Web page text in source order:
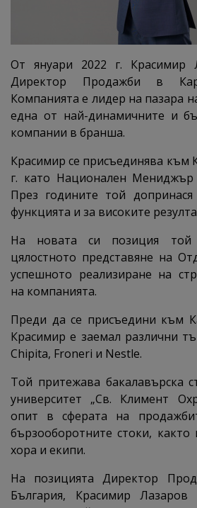
От януари 2022 г. Красимир
Директор Продажби в
Компанията е лидер на пазара
една от най-динамичните и
компании в бранша.
Красимир се присъединява към
г. като Национален
През годините той
функцията и за високите
На новата си позиция
цялостното представяне на
успешното реализиране на
на компанията.
Преди да се присъедини към
Красимир е заемал различни
Chipita, Froneri и Nestle.
Той притежава бакалавърска
университет „Св. Климент
опит в сферата на
бързооборотните стоки,
хора и екипи.
На позицията Директор
България, Красимир